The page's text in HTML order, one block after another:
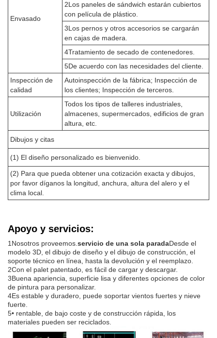
Envasado
2Los paneles de sándwich estarán cubiertos
con película de plástico.
3Los pernos y otros accesorios se cargarán
en cajas de madera.
4Tratamiento de secado de contenedores.
5De acuerdo con las necesidades del cliente.
Inspección de
calidad
Autoinspección de la fábrica; Inspección de
los clientes; Inspección de terceros.
Utilización
Todos los tipos de talleres industriales,
almacenes, supermercados, edificios de gran
altura, etc.
Dibujos y citas
(1) El diseño personalizado es bienvenido.
(2) Para que pueda obtener una cotización exacta y dibujos,
por favor díganos la longitud, anchura, altura del alero y el
clima local.
Apoyo y servicios:
1Nosotros proveemos. servicio de una sola paradaDesde el
modelo 3D, el dibujo de diseño y el dibujo de construcción, el
soporte técnico en línea, hasta la devolución y el reemplazo.
2Con el palet patentado, es fácil de cargar y descargar.
3Buena apariencia, superficie lisa y diferentes opciones de color
de pintura para personalizar.
4Es estable y duradero, puede soportar vientos fuertes y nieve
fuerte.
5• rentable, de bajo coste y de construcción rápida, los
materiales pueden ser reciclados.